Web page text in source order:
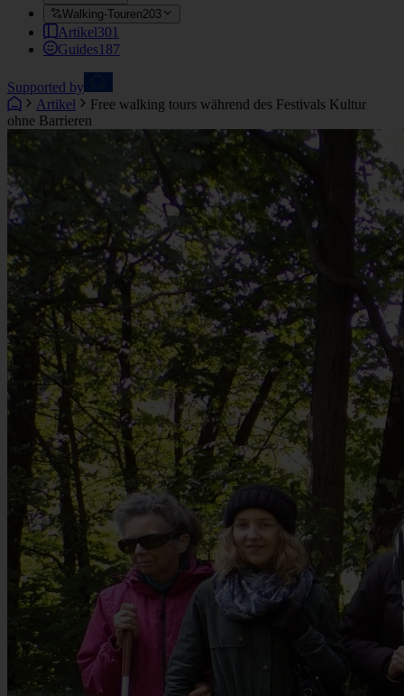
Walking-Touren203
Artikel301
Guides187
Supported by
Artikel
Free walking tours während des Festivals Kultur
ohne Barrieren